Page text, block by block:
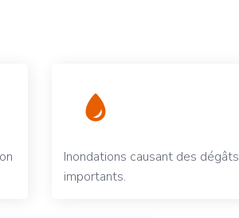
Inondations causant des dégâts
importants.